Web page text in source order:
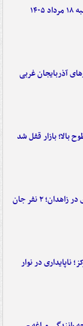
بازار قفل شد
حمله مسلحانه به قهوه‌خانه‌ای در زاهدان؛ ۲ نفر جان
در نوار